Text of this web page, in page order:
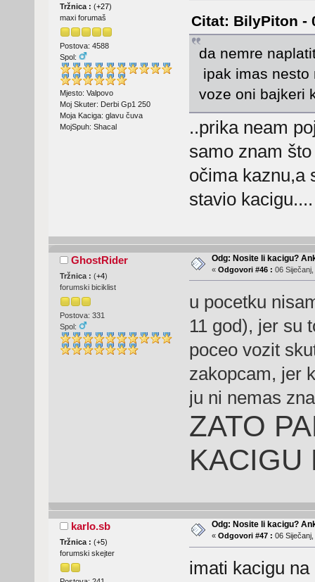
Tržnica : (+27)
maxi forumaš
Postova: 4588
Spol:
Mjesto: Valpovo
Moj Skuter: Derbi Gp1 250
Moja Kaciga: glavu čuva
MojSpuh: Shacal
Citat: BilyPiton -
da nemre
ipak imas nesto
voze oni bajkeri
..prika neam
samo znam
očima kaznu,a
stavio
GhostRider
Tržnica : (+4)
forumski biciklist
Postova: 331
Spol:
Odg: Nosite li kacigu?
« Odgovori #46 : 06
u pocetku
11 god), jer su
poceo vozit
zakopcam, jer
ju ni nemas
ZATO
KACIGU
karlo.sb
Tržnica : (+5)
forumski skejter
Odg: Nosite li kacigu?
« Odgovori #47 : 06
imati kacigu